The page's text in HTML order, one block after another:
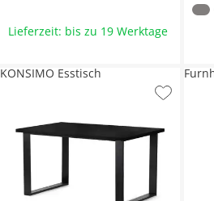
Lieferzeit: bis zu 19 Werktage
KONSIMO Esstisch